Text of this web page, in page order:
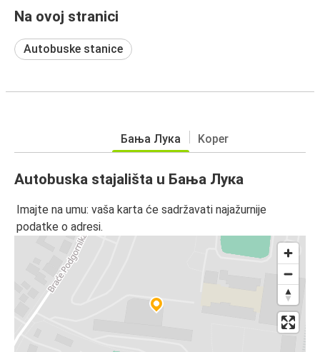
Na ovoj stranici
Autobuske stanice
Бања Лука Koper
Autobuska stajališta u Бања Лука
Imajte na umu: vaša karta će sadržavati najažurnije
podatke o adresi.